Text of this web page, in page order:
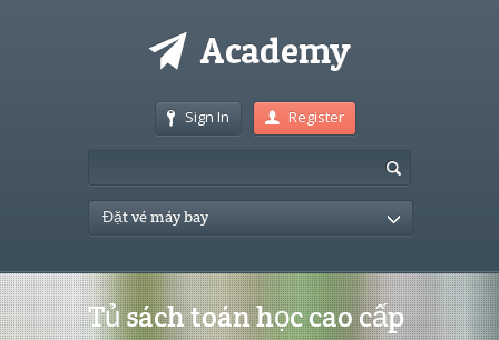
Sign In Register
Đặt vé máy bay
Tủ sách toán học cao cấp